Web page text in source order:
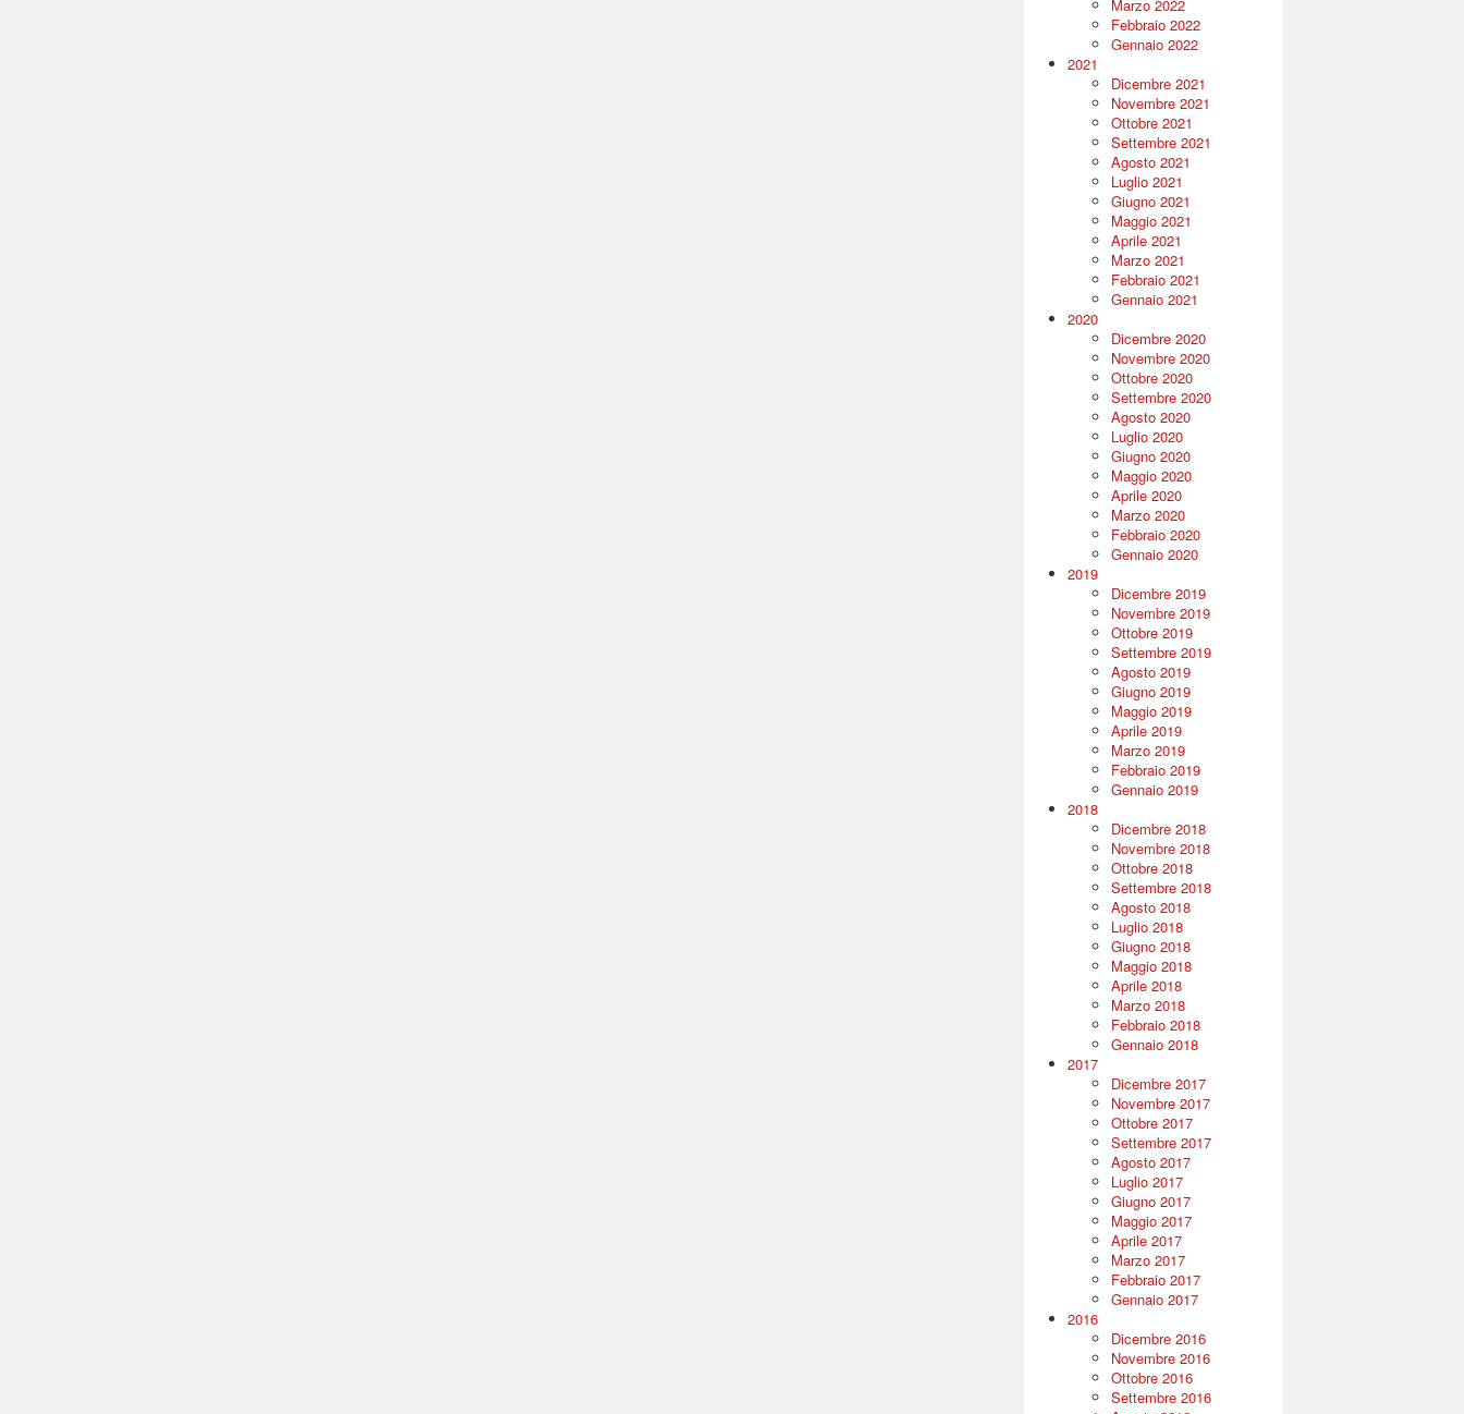
Marzo 2022
Febbraio 2022
Gennaio 2022
2021
Dicembre 2021
Novembre 2021
Ottobre 2021
Settembre 2021
Agosto 2021
Luglio 2021
Giugno 2021
Maggio 2021
Aprile 2021
Marzo 2021
Febbraio 2021
Gennaio 2021
2020
Dicembre 2020
Novembre 2020
Ottobre 2020
Settembre 2020
Agosto 2020
Luglio 2020
Giugno 2020
Maggio 2020
Aprile 2020
Marzo 2020
Febbraio 2020
Gennaio 2020
2019
Dicembre 2019
Novembre 2019
Ottobre 2019
Settembre 2019
Agosto 2019
Giugno 2019
Maggio 2019
Aprile 2019
Marzo 2019
Febbraio 2019
Gennaio 2019
2018
Dicembre 2018
Novembre 2018
Ottobre 2018
Settembre 2018
Agosto 2018
Luglio 2018
Giugno 2018
Maggio 2018
Aprile 2018
Marzo 2018
Febbraio 2018
Gennaio 2018
2017
Dicembre 2017
Novembre 2017
Ottobre 2017
Settembre 2017
Agosto 2017
Luglio 2017
Giugno 2017
Maggio 2017
Aprile 2017
Marzo 2017
Febbraio 2017
Gennaio 2017
2016
Dicembre 2016
Novembre 2016
Ottobre 2016
Settembre 2016